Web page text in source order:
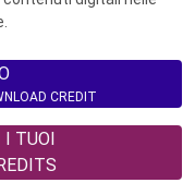
CREDIT
I TUOI